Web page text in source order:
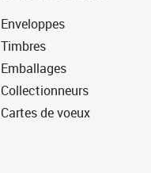
Enveloppes
Timbres
Emballages
Collectionneurs
Cartes de voeux